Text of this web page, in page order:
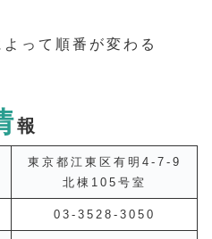
って順番が変わる
報
東京都江東区有明4-7-9
北棟105号室
03-3528-3050